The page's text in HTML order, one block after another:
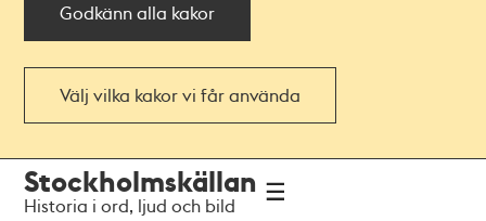
Godkänn alla kakor
Välj vilka kakor vi får använda
navigationen
huvudinnehållet
Stockholmskällan
Historia i ord, ljud och bild